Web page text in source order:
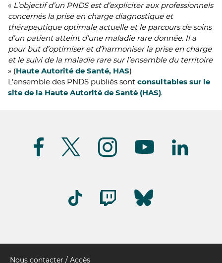
« L’objectif d’un PNDS est d’expliciter aux professionnels
concernés la prise en charge diagnostique et
thérapeutique optimale actuelle et le parcours de soins
d’un patient atteint d’une maladie rare donnée. Il a
pour but d’optimiser et d’harmoniser la prise en charge
et le suivi de la maladie rare sur l’ensemble du territoire
» (Haute Autorité de Santé, HAS)
L’ensemble des PNDS publiés sont consultables sur le
site de la Haute Autorité de Santé (HAS).
Nous contacter / Accès